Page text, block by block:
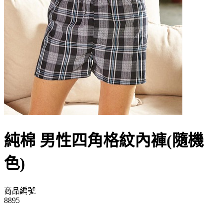
純棉 男性四角格紋內褲(隨機
色)
商品編號
8895